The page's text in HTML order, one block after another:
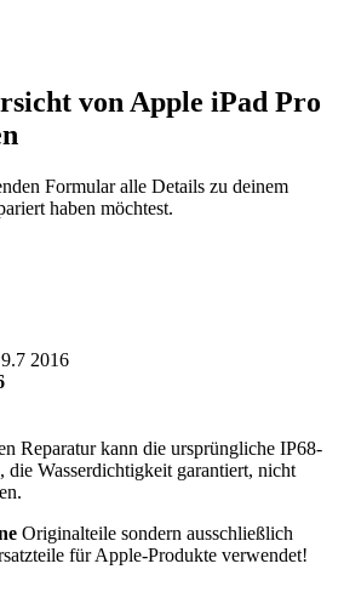
von Apple iPad Pro
Formular alle Details zu deinem
haben möchtest.
Reparatur kann die ursprüngliche IP68-
die Wasserdichtigkeit garantiert, nicht
Originalteile sondern ausschließlich
für Apple-Produkte verwendet!